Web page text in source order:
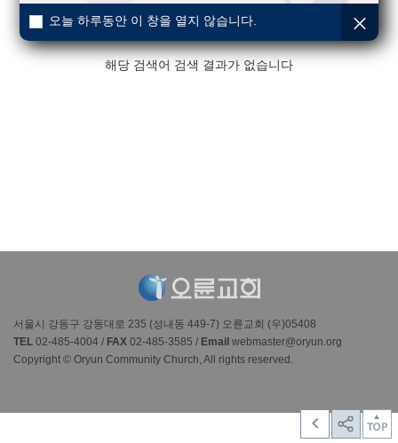
해당 검색어 검색 결과가 없습니다
서울시 강동구 강동대로 235 (성내동 449-7) 오륜교회 (우)05408
TEL 02-485-4004 / FAX 02-485-3585 / Email webmaster@oryun.org
Copyright © Oryun Community Church, All rights reserved.
오늘 하루동안 이 창을 열지 않습니다.